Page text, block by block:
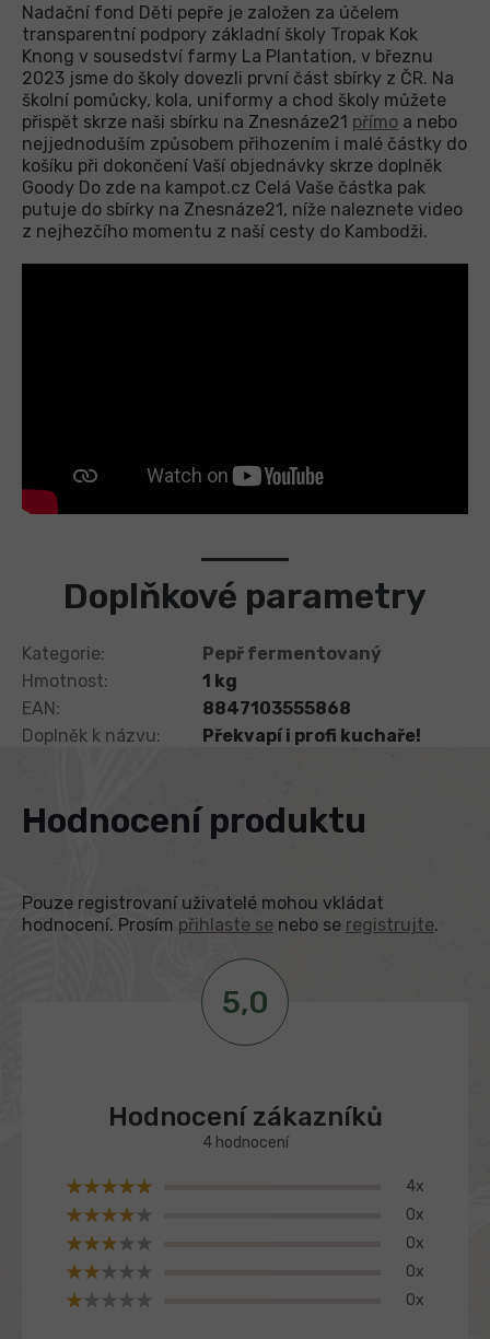
Nadační fond Děti pepře je založen za účelem
transparentní podpory základní školy Tropak Kok
Knong v sousedství farmy La Plantation, v březnu
2023 jsme do školy dovezli první část sbírky z ČR. Na
školní pomůcky, kola, uniformy a chod školy můžete
přispět skrze naši sbírku na Znesnáze21 přímo a nebo
nejjednoduším způsobem přihozením i malé částky do
košíku při dokončení Vaší objednávky skrze doplněk
Goody Do zde na kampot.cz Celá Vaše částka pak
putuje do sbírky na Znesnáze21, níže naleznete video
z nejhezčího momentu z naší cesty do Kambodži.
Doplňkové parametry
Kategorie:
Pepř fermentovaný
Hmotnost:
1 kg
EAN:
8847103555868
Doplněk k názvu: Překvapí i profi kuchaře!
Hodnocení produktu
Pouze registrovaní uživatelé mohou vkládat
hodnocení. Prosím přihlaste se nebo se registrujte.
5,0
hodnocení
produktu
je
4 hodnocení
4x
0x
0x
0x
0x